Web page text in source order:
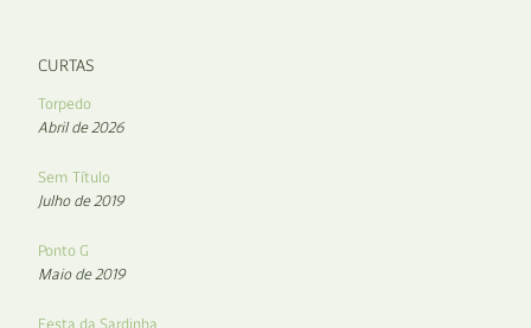
CURTAS
Torpedo
Abril de 2026
Sem Título
Julho de 2019
Ponto G
Maio de 2019
Festa da Sardinha